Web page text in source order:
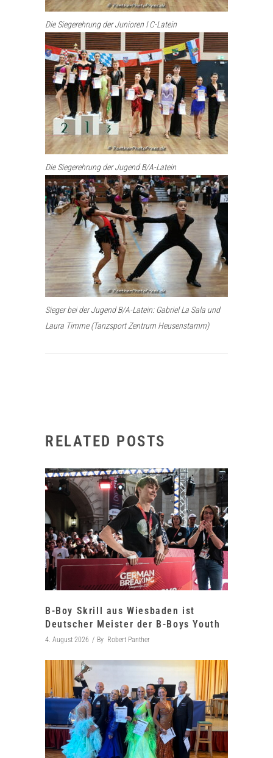
Die Siegerehrung der Junioren I C-Latein
Die Siegerehrung der Jugend B/A-Latein
Sieger bei der Jugend B/A-Latein: Gabriel La Sala und
Laura Timme (Tanzsport Zentrum Heusenstamm)
RELATED POSTS
B-Boy Skrill aus Wiesbaden ist
Deutscher Meister der B-Boys Youth
4. August 2026 By Robert Panther